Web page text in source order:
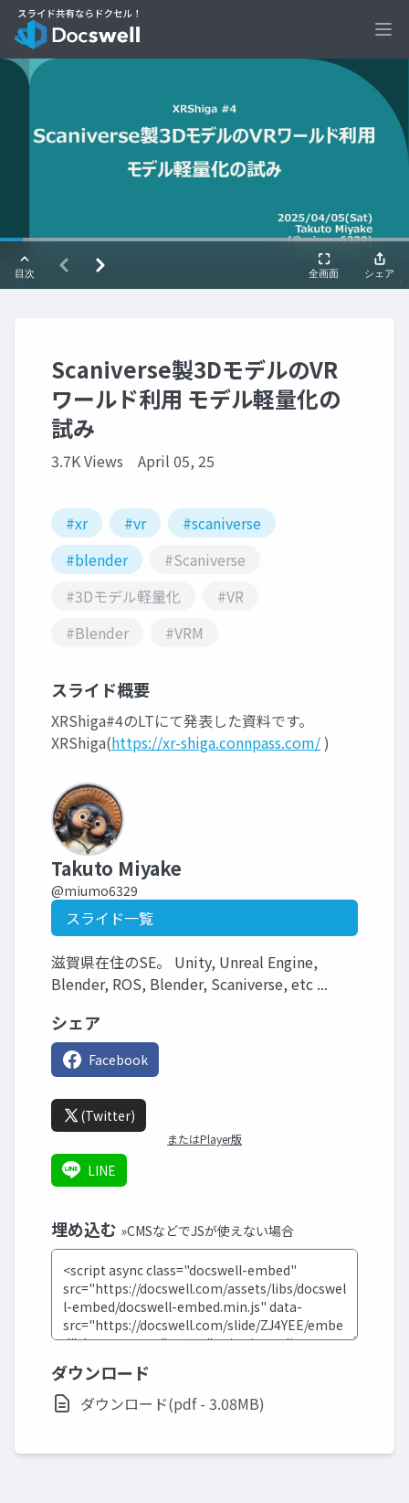
Scaniverse製3DモデルのVR
ワールド利用 モデル軽量化の
試み
3.7K Views April 05, 25
#xr #vr
#scaniverse
#blender
#Scaniverse
#3Dモデル軽量化
#VR
#Blender
#VRM
スライド概要
XRShiga#4のLTにて発表した資料です。
XRShiga(https://xr-shiga.connpass.com/)
Takuto Miyake
@miumo6329
スライド一覧
滋賀県在住のSE。 Unity, Unreal Engine,
Blender, ROS, Blender, Scaniverse, etc ...
シェア
Facebook
(Twitter)
またはPlayer版
LINE
埋め込む »CMSなどでJSが使えない場合
ダウンロード
ダウンロード(pdf - 3.08MB)